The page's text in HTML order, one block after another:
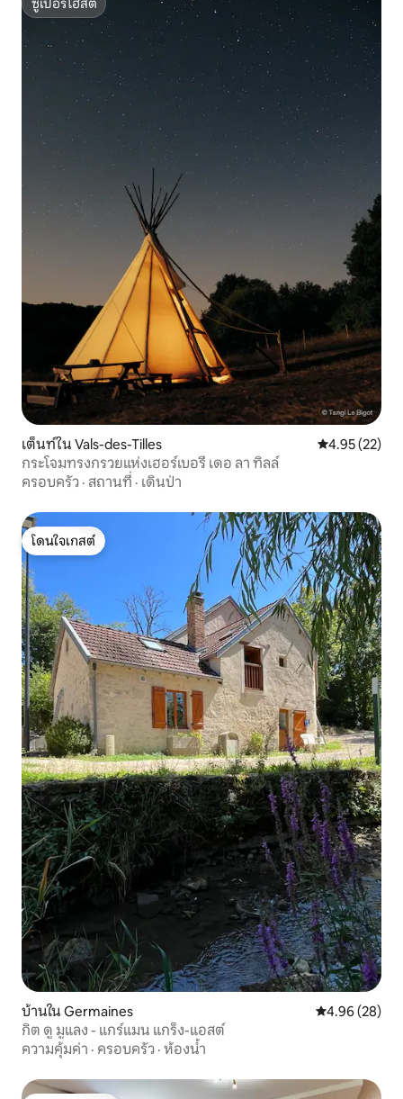
ซูเปอร์โฮสต์
ซูเปอร์โฮสต์
เต็นท์ใน Vals-des-Tilles คะแนนเฉลี่ย
4.95 (22)
กระโจมทรงกรวยแห่งเฮอร์เบอรี เดอ ลา ทิลล์
ครอบครัว · สถานที่ · เดินป่า
โดนใจเกสต์
โดนใจเกสต์
บ้านใน Germaines คะแนนเฉลี่ย
4.96 (28)
กิต ดู มูแลง - แกร์แมน แกร็ง-แอสต์
ความคุ้มค่า · ครอบครัว · ห้องน้ำ